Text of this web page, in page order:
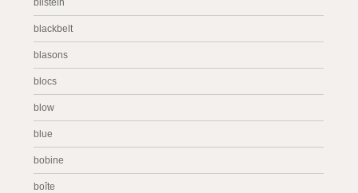
bilstein
blackbelt
blasons
blocs
blow
blue
bobine
boîte